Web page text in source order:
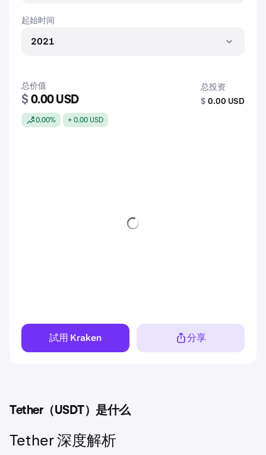
起始时间
2021
总价值
$ 0.00 USD
0.00% + 0.00 USD
总投资
$ 0.00 USD
試用 Kraken 分享
Tether（USDT）是什么
Tether 深度解析